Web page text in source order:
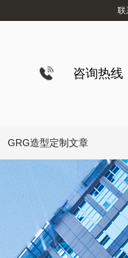
联
咨询热线
GRG造型定制文章